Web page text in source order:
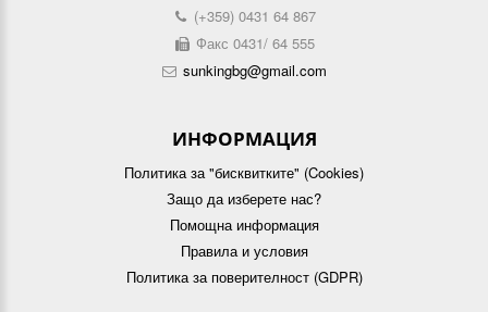
(+359) 0431 64 867
Факс 0431/ 64 555
sunkingbg@gmail.com
ИНФОРМАЦИЯ
Политика за "бисквитките" (Cookies)
Защо да изберете нас?
Помощна информация
Правила и условия
Политика за поверителност (GDPR)